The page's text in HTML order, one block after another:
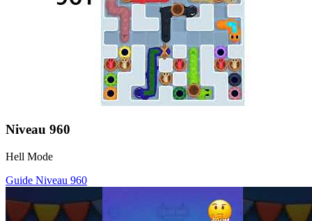
Niveau 960
Hell Mode
Guide Niveau 960